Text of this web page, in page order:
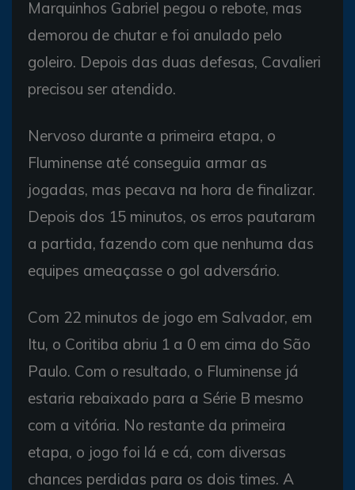
Marquinhos Gabriel pegou o rebote, mas
demorou de chutar e foi anulado pelo
goleiro. Depois das duas defesas, Cavalieri
precisou ser atendido.
Nervoso durante a primeira etapa, o
Fluminense até conseguia armar as
jogadas, mas pecava na hora de finalizar.
Depois dos 15 minutos, os erros pautaram
a partida, fazendo com que nenhuma das
equipes ameaçasse o gol adversário.
Com 22 minutos de jogo em Salvador, em
Itu, o Coritiba abriu 1 a 0 em cima do São
Paulo. Com o resultado, o Fluminense já
estaria rebaixado para a Série B mesmo
com a vitória. No restante da primeira
etapa, o jogo foi lá e cá, com diversas
chances perdidas para os dois times. A